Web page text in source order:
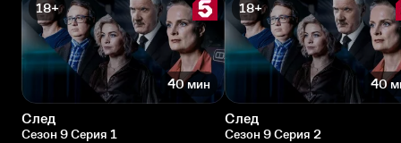
18+
40 мин
След
Сезон 9 Серия 1
18+
40
След
Сезон 9 Серия 2